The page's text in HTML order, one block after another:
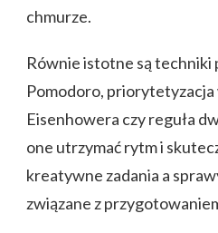
chmurze.
Równie istotne są techniki
Pomodoro,
Eisenhowera czy reguła
one utrzymać rytm i
kreatywne zadania a
związane z